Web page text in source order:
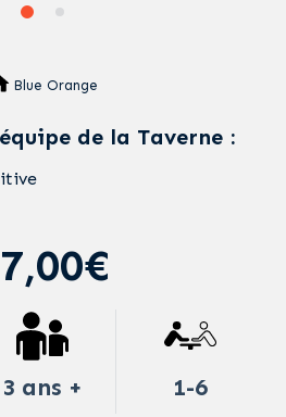
Blue Orange
de la Taverne :
3 ans + 1-6